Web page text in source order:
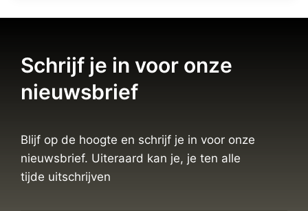
Schrijf je in voor onze
nieuwsbrief
Blijf op de hoogte en schrijf je in voor onze
nieuwsbrief. Uiteraard kan je, je ten alle
tijde uitschrijven